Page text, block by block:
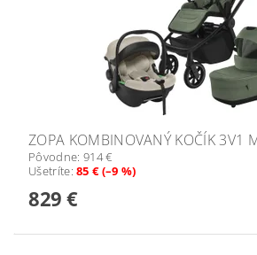
ZOPA KOMBINOVANÝ KOČÍK 3V1
Pôvodne: 914 €
Ušetríte:85 € (–9 %)
829 €